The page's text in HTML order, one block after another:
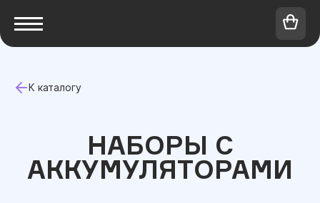
К каталогу
НАБОРЫ С
АККУМУЛЯТОРАМИ